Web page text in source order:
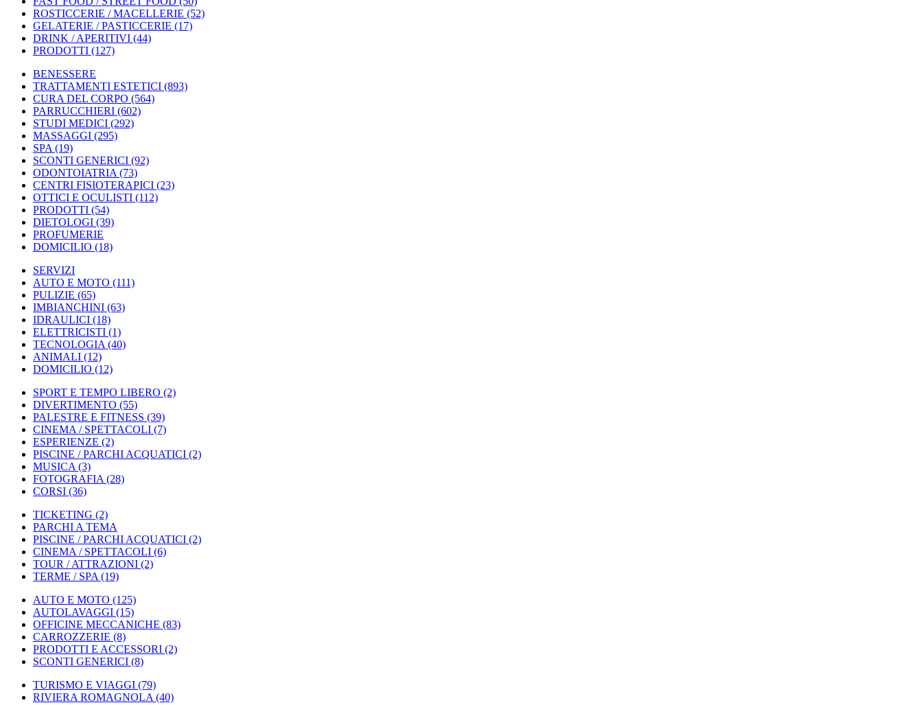
ROSTICCERIE / MACELLERIE (52)
GELATERIE / PASTICCERIE (17)
DRINK / APERITIVI (44)
PRODOTTI (127)
BENESSERE
TRATTAMENTI ESTETICI (893)
CURA DEL CORPO (564)
PARRUCCHIERI (602)
STUDI MEDICI (292)
MASSAGGI (295)
SPA (19)
SCONTI GENERICI (92)
ODONTOIATRIA (73)
CENTRI FISIOTERAPICI (23)
OTTICI E OCULISTI (112)
PRODOTTI (54)
DIETOLOGI (39)
PROFUMERIE
DOMICILIO (18)
SERVIZI
AUTO E MOTO (111)
PULIZIE (65)
IMBIANCHINI (63)
IDRAULICI (18)
ELETTRICISTI (1)
TECNOLOGIA (40)
ANIMALI (12)
DOMICILIO (12)
SPORT E TEMPO LIBERO (2)
DIVERTIMENTO (55)
PALESTRE E FITNESS (39)
CINEMA / SPETTACOLI (7)
ESPERIENZE (2)
PISCINE / PARCHI ACQUATICI (2)
MUSICA (3)
FOTOGRAFIA (28)
CORSI (36)
TICKETING (2)
PARCHI A TEMA
PISCINE / PARCHI ACQUATICI (2)
CINEMA / SPETTACOLI (6)
TOUR / ATTRAZIONI (2)
TERME / SPA (19)
AUTO E MOTO (125)
AUTOLAVAGGI (15)
OFFICINE MECCANICHE (83)
CARROZZERIE (8)
PRODOTTI E ACCESSORI (2)
SCONTI GENERICI (8)
TURISMO E VIAGGI (79)
RIVIERA ROMAGNOLA (40)